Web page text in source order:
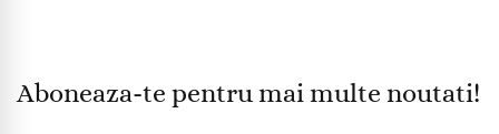
Aboneaza-te pentru mai multe noutati!